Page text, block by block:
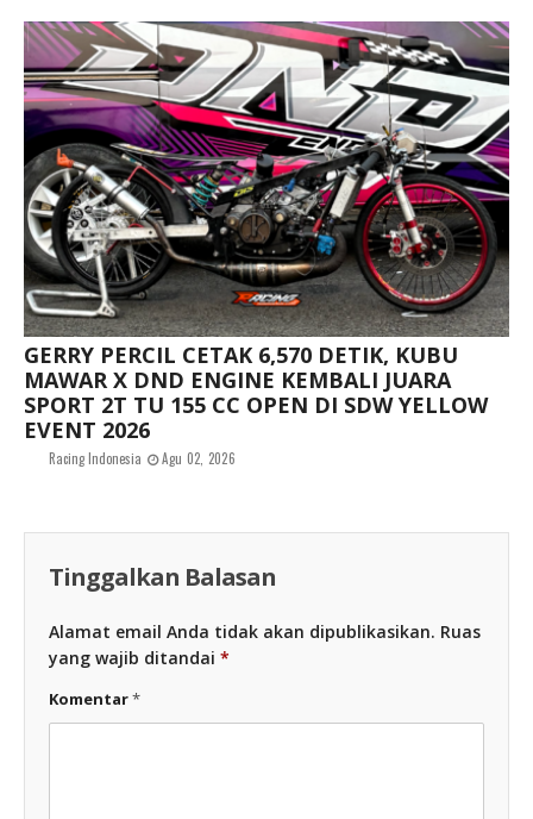
GERRY PERCIL CETAK 6,570 DETIK, KUBU
MAWAR X DND ENGINE KEMBALI JUARA
SPORT 2T TU 155 CC OPEN DI SDW YELLOW
EVENT 2026
Racing Indonesia Agu 02, 2026
Tinggalkan Balasan
Alamat email Anda tidak akan dipublikasikan. Ruas
yang wajib ditandai *
Komentar*